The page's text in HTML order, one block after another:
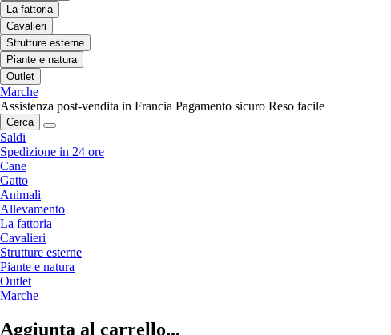
La fattoria
Cavalieri
Strutture esterne
Piante e natura
Outlet
Marche
Assistenza post-vendita in Francia Pagamento sicuro Reso facile
Cerca
Saldi
Spedizione in 24 ore
Cane
Gatto
Animali
Allevamento
La fattoria
Cavalieri
Strutture esterne
Piante e natura
Outlet
Marche
Aggiunta al carrello...